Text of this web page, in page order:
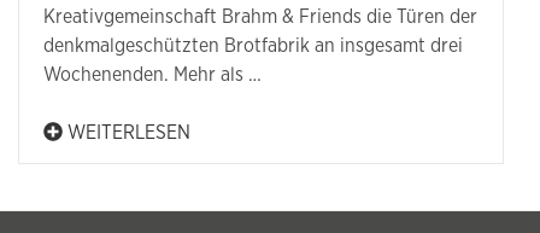
Kreativgemeinschaft Brahm & Friends die Türen der
denkmalgeschützten Brotfabrik an insgesamt drei
Wochenenden. Mehr als …
WEITERLESEN